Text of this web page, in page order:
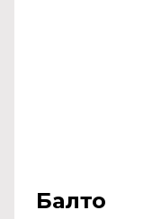
Балто